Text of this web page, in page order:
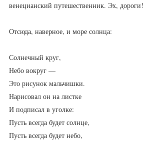
венецианский путешественник. Эх, дороги!
Отсюда, наверное, и море солнца:
Солнечный круг,
Небо вокруг —
Это рисунок мальчишки.
Нарисовал он на листке
И подписал в уголке:
Пусть всегда будет солнце,
Пусть всегда будет небо,